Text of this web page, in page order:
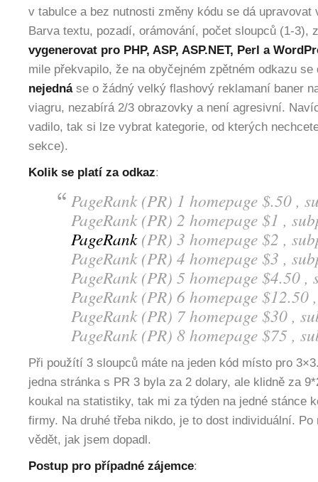
v tabulce a bez nutnosti změny kódu se dá upravovat
Barva textu, pozadí, orámování, počet sloupců (1-3),
vygenerovat pro PHP, ASP, ASP.NET, Perl a
mile překvapilo, že na obyčejném zpětném odkazu
nejednáse o žádný velký flashový reklamaní baner
viagru, nezabírá 2/3 obrazovky a není agresivní.
vadilo, tak si lze vybrat kategorie, od kterých
sekce).
Kolik se platí za odkaz:
PageRank (PR) 1 homepage $.50 ,
PageRank (PR) 2 homepage $1 ,
PageRank(PR) 3 homepage $2 ,
PageRank (PR) 4 homepage $3 ,
PageRank (PR) 5 homepage $4.50 ,
PageRank (PR) 6 homepage $12.50
PageRank (PR) 7 homepage $30 ,
PageRank (PR) 8 homepage $75 ,
Při použítí 3 sloupců máte na jeden kód místo pro
jedna stránka s PR 3 byla za 2 dolary, ale klidně za
koukal na statistiky, tak mi za týden na jedné stánce
firmy. Na druhé třeba nikdo, je to dost individuální.
vědět, jak jsem dopadl.
Postup pro případné zájemce: